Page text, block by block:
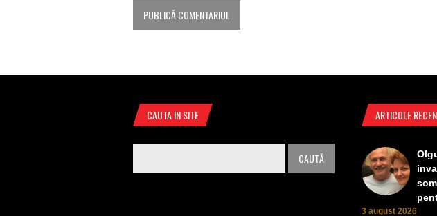
CAUTA IN SITE ARTICOLE
3 august 2026